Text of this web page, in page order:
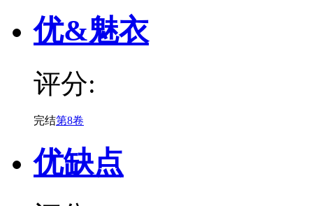
优&魅衣
评分:
完结第8卷
优缺点